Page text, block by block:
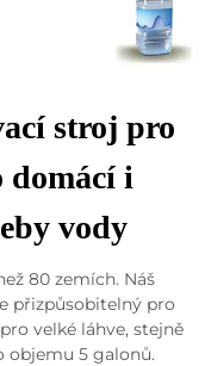
stroj pro
i
vody
80 zemích. Náš
přizpůsobitelný pro
velké láhve, stejně
objemu 5 galonů.